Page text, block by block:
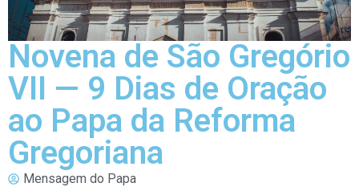
Novena de São Gregório
VII — 9 Dias de Oração
ao Papa da Reforma
Gregoriana
Mensagem do Papa